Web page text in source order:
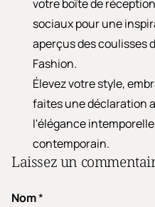
votre boîte de
sociaux pour une
aperçus des coulisses
Fashion.
Élevez votre style,
faites une déclaration
l'élégance
contemporain.
Laissez un
Nom*